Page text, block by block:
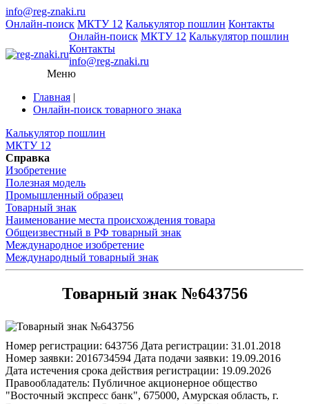
info@reg-znaki.ru
Онлайн-поиск МКТУ 12 Калькулятор пошлин Контакты
Онлайн-поиск МКТУ 12 Калькулятор пошлин
Контакты
info@reg-znaki.ru
Меню
Главная |
Онлайн-поиск товарного знака
Калькулятор пошлин
МКТУ 12
Справка
Изобретение
Полезная модель
Промышленный образец
Товарный знак
Наименование места происхождения товара
Общеизвестный в РФ товарный знак
Международное изобретение
Международный товарный знак
Товарный знак №643756
Номер регистрации: 643756 Дата регистрации: 31.01.2018
Номер заявки: 2016734594 Дата подачи заявки: 19.09.2016
Дата истечения срока действия регистрации: 19.09.2026
Правообладатель: Публичное акционерное общество
"Восточный экспресс банк", 675000, Амурская область, г.